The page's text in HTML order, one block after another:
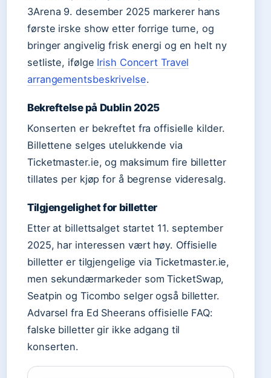
3Arena 9. desember 2025 markerer hans
første irske show etter forrige turne, og
bringer angivelig frisk energi og en helt ny
setliste, ifølge Irish Concert Travel
arrangementsbeskrivelse.
Bekreftelse på Dublin 2025
Konserten er bekreftet fra offisielle kilder.
Billettene selges utelukkende via
Ticketmaster.ie, og maksimum fire billetter
tillates per kjøp for å begrense videresalg.
Tilgjengelighet for billetter
Etter at billettsalget startet 11. september
2025, har interessen vært høy. Offisielle
billetter er tilgjengelige via Ticketmaster.ie,
men sekundærmarkeder som TicketSwap,
Seatpin og Ticombo selger også billetter.
Advarsel fra Ed Sheerans offisielle FAQ:
falske billetter gir ikke adgang til
konserten.